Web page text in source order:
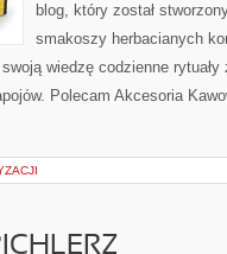
blog, który został
smakoszy herbacianych
wiedzę codzienne rytuały
Polecam Akcesoria